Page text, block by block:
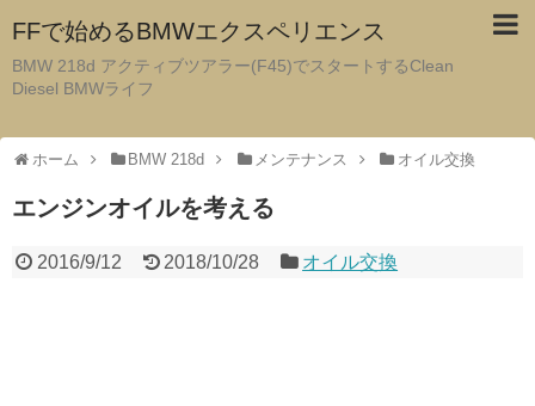
FFで始めるBMWエクスペリエンス
BMW 218d アクティブツアラー(F45)でスタートするClean
Diesel BMWライフ
ホーム BMW 218d メンテナンス オイル交換
エンジンオイルを考える
2016/9/12 2018/10/28 オイル交換